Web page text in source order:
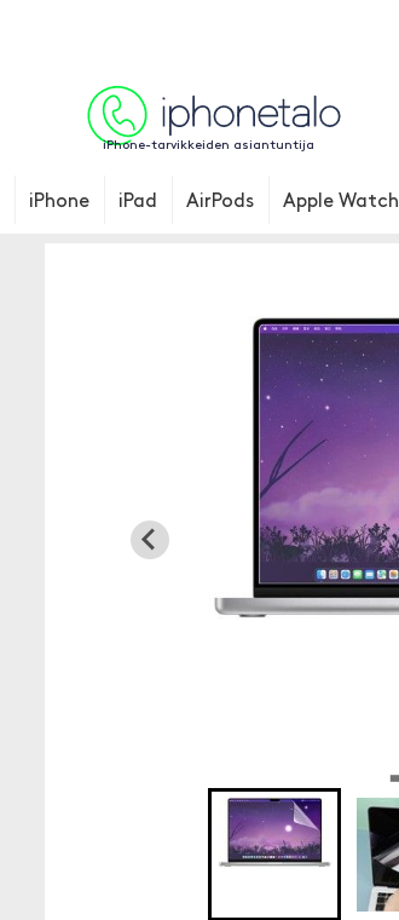
iPhone-tarvikkeiden asiantuntija
iPhone iPad AirPods Apple Watch